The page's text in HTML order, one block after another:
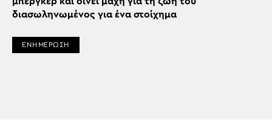
διασωληνωμένος για ένα στοίχημα
ΕΝΗΜΕΡΩΣΗ